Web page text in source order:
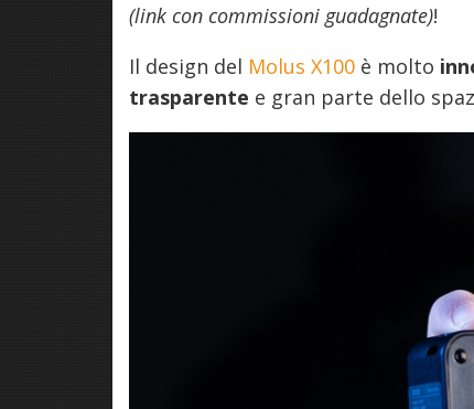
(link con commissioni guadagnate)!
Il design del Molus X100 è molto
trasparente e gran parte dello